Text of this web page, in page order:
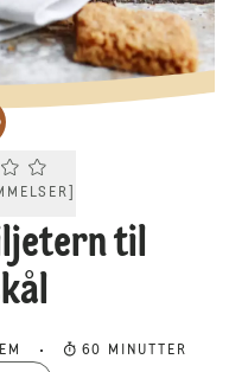
rating 0.0. Click to rate.
til
60 MINUTTER